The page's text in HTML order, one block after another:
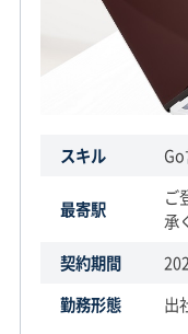
スキル
最寄駅
ご
承
契約期間
勤務形態
出